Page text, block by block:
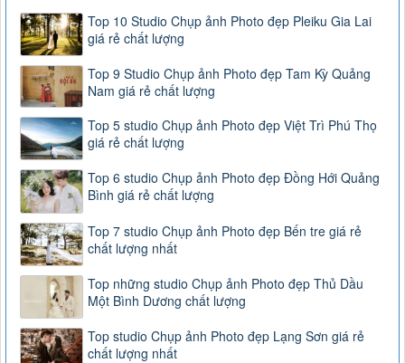
Top 10 Studio Chụp ảnh Photo đẹp Pleiku Gia Lai
giá rẻ chất lượng
Top 9 Studio Chụp ảnh Photo đẹp Tam Kỳ Quảng
Nam giá rẻ chất lượng
Top 5 studio Chụp ảnh Photo đẹp Việt Trì Phú Thọ
giá rẻ chất lượng
Top 6 studio Chụp ảnh Photo đẹp Đồng Hới Quảng
Bình giá rẻ chất lượng
Top 7 studio Chụp ảnh Photo đẹp Bến tre giá rẻ
chất lượng nhất
Top những studio Chụp ảnh Photo đẹp Thủ Dầu
Một Bình Dương chất lượng
Top studio Chụp ảnh Photo đẹp Lạng Sơn giá rẻ
chất lượng nhất